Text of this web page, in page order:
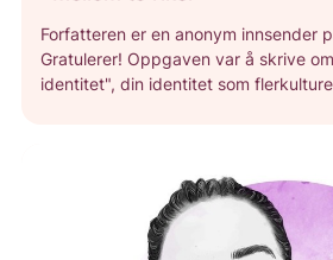
Forfatteren er en anonym innsender
Gratulerer! Oppgaven var å skrive
identitet", din identitet som